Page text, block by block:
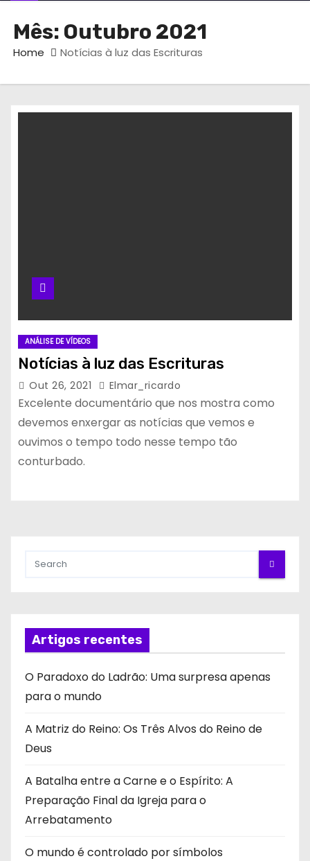
Mês: Outubro 2021
Home Notícias à luz das Escrituras
ANÁLISE DE VÍDEOS
Notícias à luz das Escrituras
Out 26, 2021 Elmar_ricardo
Excelente documentário que nos mostra como
devemos enxergar as notícias que vemos e
ouvimos o tempo todo nesse tempo tão
conturbado.
Artigos recentes
O Paradoxo do Ladrão: Uma surpresa apenas
para o mundo
A Matriz do Reino: Os Três Alvos do Reino de
Deus
A Batalha entre a Carne e o Espírito: A
Preparação Final da Igreja para o
Arrebatamento
O mundo é controlado por símbolos